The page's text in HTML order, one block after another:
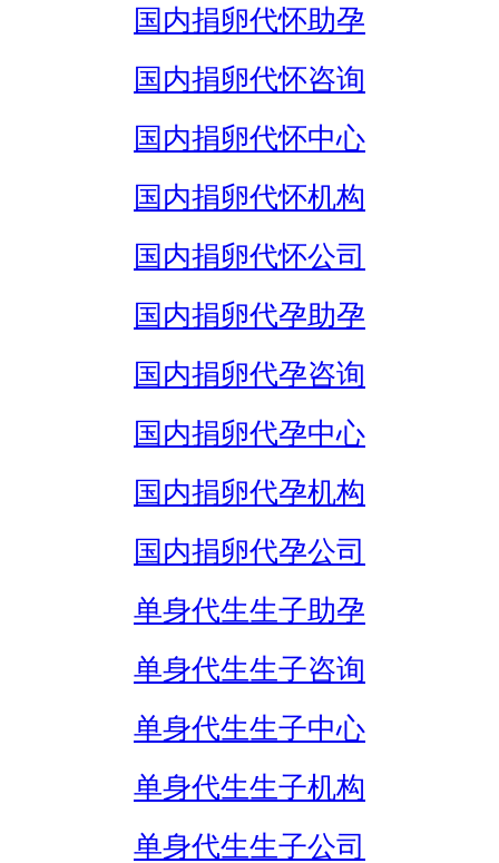
国内捐卵代怀助孕
国内捐卵代怀咨询
国内捐卵代怀中心
国内捐卵代怀机构
国内捐卵代怀公司
国内捐卵代孕助孕
国内捐卵代孕咨询
国内捐卵代孕中心
国内捐卵代孕机构
国内捐卵代孕公司
单身代生生子助孕
单身代生生子咨询
单身代生生子中心
单身代生生子机构
单身代生生子公司